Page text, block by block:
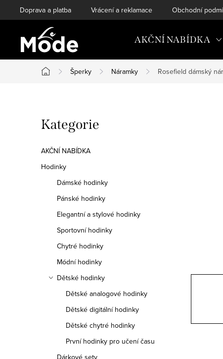
na
Doprava a platba Vrácení a reklamace Obchodní
AKČNÍ NABÍDKA
Domů
Šperky Náramky Rosefield dámský
o
s
t
Přeskočit
kategorie
Kategorie
AKČNÍ NABÍDKA
Hodinky
Dámské hodinky
Pánské hodinky
Elegantní a stylové hodinky
Sportovní hodinky
Chytré hodinky
Módní hodinky
Dětské hodinky
Dětské analogové hodinky
Dětské digitální hodinky
Dětské chytré hodinky
První hodinky pro učení času
Dárkové sety